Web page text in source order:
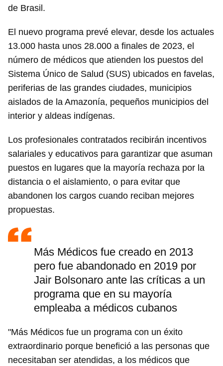
de Brasil.
El nuevo programa prevé elevar, desde los actuales
13.000 hasta unos 28.000 a finales de 2023, el
número de médicos que atienden los puestos del
Sistema Único de Salud (SUS) ubicados en favelas,
periferias de las grandes ciudades, municipios
aislados de la Amazonía, pequeños municipios del
interior y aldeas indígenas.
Los profesionales contratados recibirán incentivos
salariales y educativos para garantizar que asuman
puestos en lugares que la mayoría rechaza por la
distancia o el aislamiento, o para evitar que
abandonen los cargos cuando reciban mejores
propuestas.
Más Médicos fue creado en 2013
pero fue abandonado en 2019 por
Jair Bolsonaro ante las críticas a un
programa que en su mayoría
empleaba a médicos cubanos
"Más Médicos fue un programa con un éxito
extraordinario porque benefició a las personas que
necesitaban ser atendidas, a los médicos que